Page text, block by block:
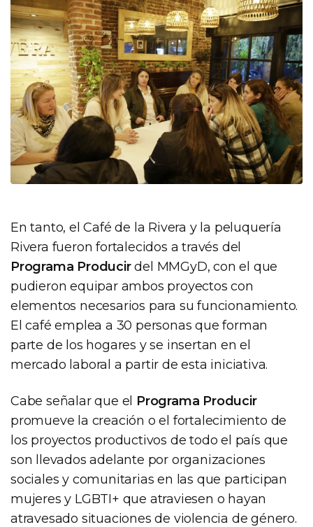
En tanto, el Café de la Rivera y la peluquería
Rivera fueron fortalecidos a través del
Programa Producirdel MMGyD, con el que
pudieron equipar ambos proyectos con
elementos necesarios para su funcionamiento.
El café emplea a 30 personas que forman
parte de los hogares y se insertan en el
mercado laboral a partir de esta iniciativa.
Cabe señalar que el Programa Producir
promueve la creación o el fortalecimiento de
los proyectos productivos de todo el país que
son llevados adelante por organizaciones
sociales y comunitarias en las que participan
mujeres y LGBTI+ que atraviesen o hayan
atravesado situaciones de violencia de género.